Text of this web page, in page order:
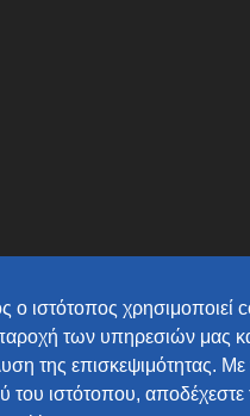
ο ιστότοπος χρησιμοποιεί
των υπηρεσιών μας
της επισκεψιμότητας.
του ιστότοπου,